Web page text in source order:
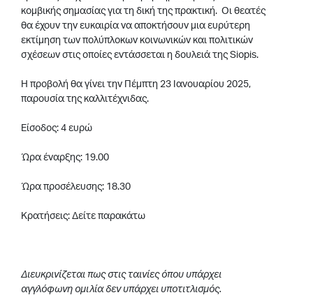
κομβικής σημασίας για τη δική της πρακτική. Οι θεατές
θα έχουν την ευκαιρία να αποκτήσουν μια ευρύτερη
εκτίμηση των πολύπλοκων κοινωνικών και πολιτικών
σχέσεων στις οποίες εντάσσεται η δουλειά της Siopis.
Η προβολή θα γίνει την Πέμπτη 23 Ιανουαρίου 2025,
παρουσία της καλλιτέχνιδας.
Είσοδος: 4 ευρώ
Ώρα έναρξης: 19.00
Ώρα προσέλευσης: 18.30
Κρατήσεις: Δείτε παρακάτω
Διευκρινίζεται πως στις ταινίες όπου υπάρχει
αγγλόφωνη ομιλία δεν υπάρχει υποτιτλισμός.